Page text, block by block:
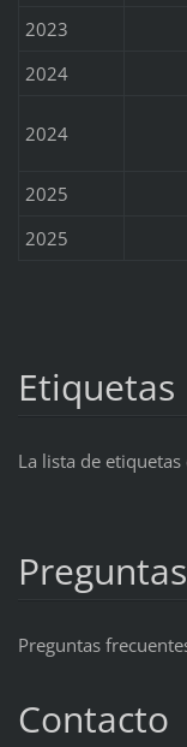
2023
2024
2024
2025
2025
Etiquetas
La lista de etiquetas
Preguntas
Contacto